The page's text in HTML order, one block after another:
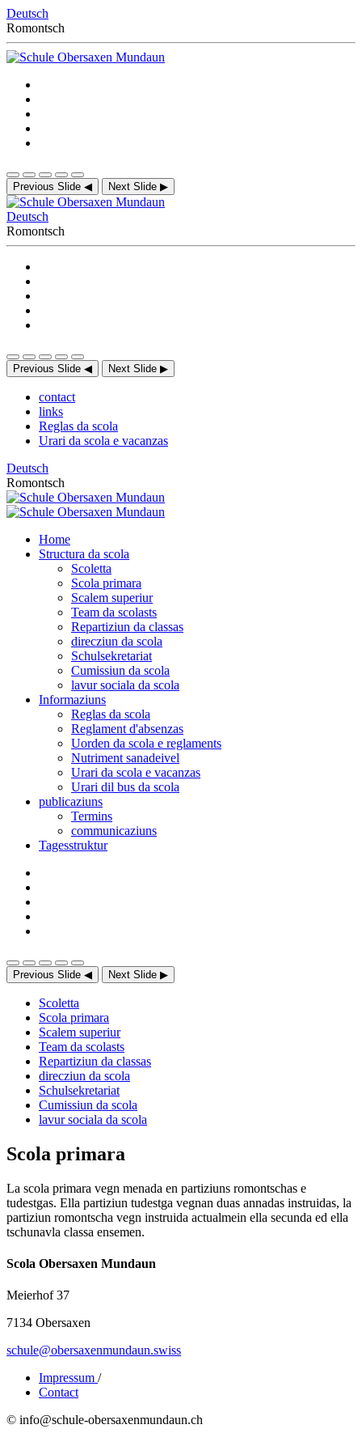
Deutsch
Romontsch
Previous Slide ◀ Next Slide ▶
Deutsch
Romontsch
Previous Slide ◀ Next Slide ▶
contact
links
Reglas da scola
Urari da scola e vacanzas
Deutsch
Romontsch
Home
Structura da scola
Scoletta
Scola primara
Scalem superiur
Team da scolasts
Repartiziun da classas
direcziun da scola
Schulsekretariat
Cumissiun da scola
lavur sociala da scola
Informaziuns
Reglas da scola
Reglament d'absenzas
Uorden da scola e reglaments
Nutriment sanadeivel
Urari da scola e vacanzas
Urari dil bus da scola
publicaziuns
Termins
communicaziuns
Tagesstruktur
Previous Slide ◀ Next Slide ▶
Scoletta
Scola primara
Scalem superiur
Team da scolasts
Repartiziun da classas
direcziun da scola
Schulsekretariat
Cumissiun da scola
lavur sociala da scola
Scola primara
La scola primara vegn menada en partiziuns romontschas e
tudestgas. Ella partiziun tudestga vegnan duas annadas instruidas, la
partiziun romontscha vegn instruida actualmein ella secunda ed ella
tschunavla classa ensemen.
Scola Obersaxen Mundaun
Meierhof 37
7134 Obersaxen
schule@obersaxenmundaun.swiss
Impressum /
Contact
© info@schule-obersaxenmundaun.ch